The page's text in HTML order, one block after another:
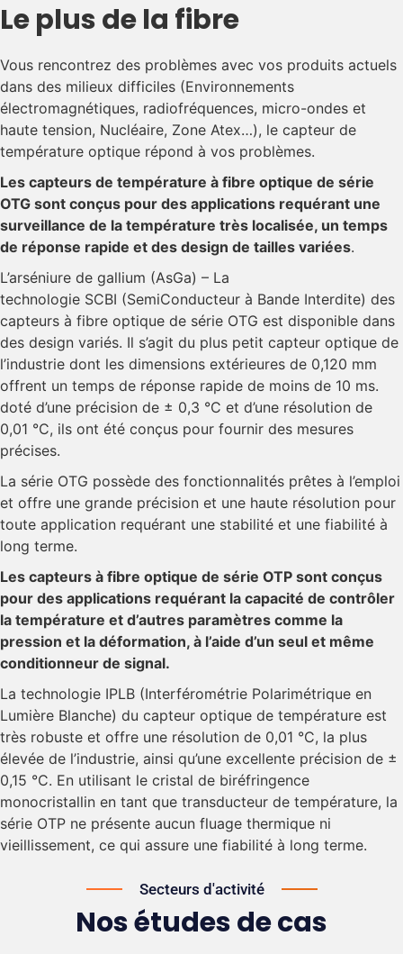
Le plus de la fibre
Vous rencontrez des problèmes avec vos produits actuels
dans des milieux difficiles (Environnements
électromagnétiques, radiofréquences, micro-ondes et
haute tension, Nucléaire, Zone Atex…), le capteur de
température optique répond à vos problèmes.
Les capteurs de température à fibre optique de série
OTG sont conçus pour des applications requérant une
surveillance de la température très localisée, un temps
de réponse rapide et des design de tailles variées.
L’arséniure de gallium (AsGa) – La
technologie SCBI (SemiConducteur à Bande Interdite) des
capteurs à fibre optique de série OTG est disponible dans
des design variés. Il s’agit du plus petit capteur optique de
l’industrie dont les dimensions extérieures de 0,120 mm
offrent un temps de réponse rapide de moins de 10 ms.
doté d’une précision de ± 0,3 °C et d’une résolution de
0,01 °C, ils ont été conçus pour fournir des mesures
précises.
La série OTG possède des fonctionnalités prêtes à l’emploi
et offre une grande précision et une haute résolution pour
toute application requérant une stabilité et une fiabilité à
long terme.
Les capteurs à fibre optique de série OTP sont conçus
pour des applications requérant la capacité de contrôler
la température et d’autres paramètres comme la
pression et la déformation, à l’aide d’un seul et même
conditionneur de signal.
La technologie IPLB (Interférométrie Polarimétrique en
Lumière Blanche) du capteur optique de température est
très robuste et offre une résolution de 0,01 °C, la plus
élevée de l’industrie, ainsi qu’une excellente précision de ±
0,15 °C. En utilisant le cristal de biréfringence
monocristallin en tant que transducteur de température, la
série OTP ne présente aucun fluage thermique ni
vieillissement, ce qui assure une fiabilité à long terme.
Secteurs d'activité
Nos études de cas